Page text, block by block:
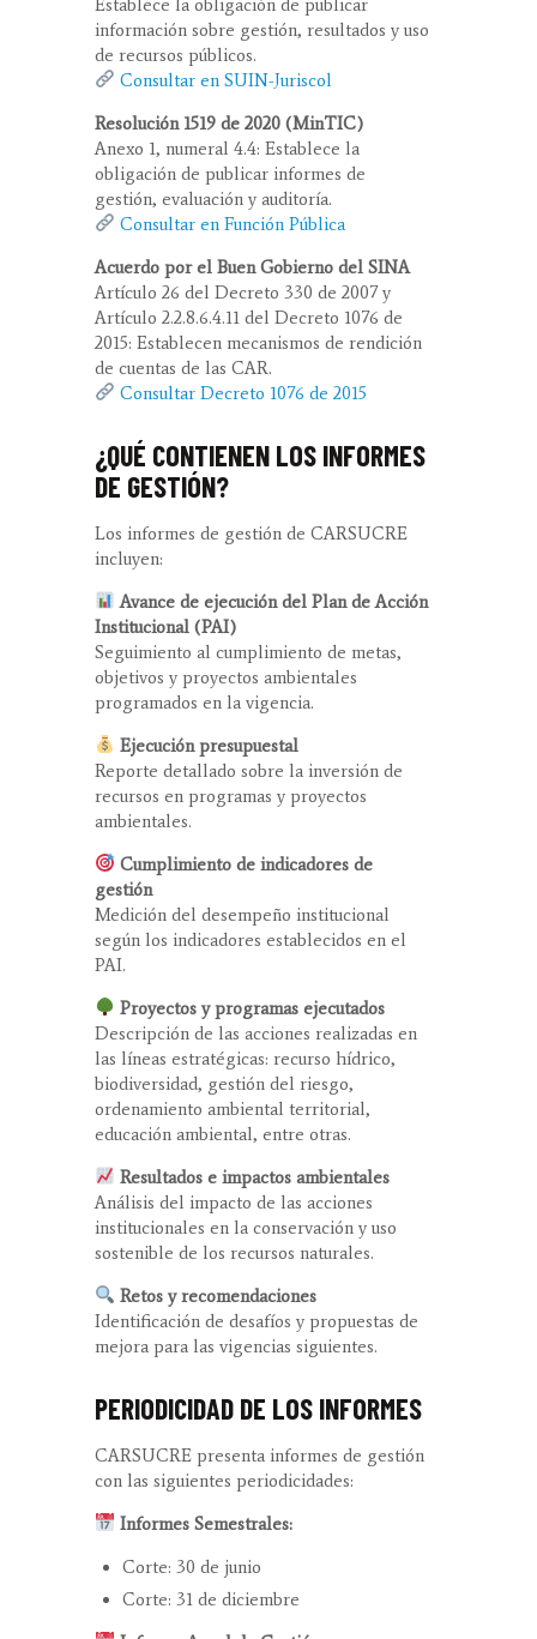
Establece la obligación de publicar
información sobre gestión, resultados y uso
de recursos públicos.
Consultar en SUIN-Juriscol
Resolución 1519 de 2020 (MinTIC)
Anexo 1, numeral 4.4: Establece la
obligación de publicar informes de
gestión, evaluación y auditoría.
Consultar en Función Pública
Acuerdo por el Buen Gobierno del SINA
Artículo 26 del Decreto 330 de 2007 y
Artículo 2.2.8.6.4.11 del Decreto 1076 de
2015: Establecen mecanismos de rendición
de cuentas de las CAR.
Consultar Decreto 1076 de 2015
¿QUÉ CONTIENEN LOS INFORMES
DE GESTIÓN?
Los informes de gestión de CARSUCRE
incluyen:
Avance de ejecución del Plan de Acción
Institucional (PAI)
Seguimiento al cumplimiento de metas,
objetivos y proyectos ambientales
programados en la vigencia.
Ejecución presupuestal
Reporte detallado sobre la inversión de
recursos en programas y proyectos
ambientales.
Cumplimiento de indicadores de
gestión
Medición del desempeño institucional
según los indicadores establecidos en el
PAI.
Proyectos y programas ejecutados
Descripción de las acciones realizadas en
las líneas estratégicas: recurso hídrico,
biodiversidad, gestión del riesgo,
ordenamiento ambiental territorial,
educación ambiental, entre otras.
Resultados e impactos ambientales
Análisis del impacto de las acciones
institucionales en la conservación y uso
sostenible de los recursos naturales.
Retos y recomendaciones
Identificación de desafíos y propuestas de
mejora para las vigencias siguientes.
PERIODICIDAD DE LOS INFORMES
CARSUCRE presenta informes de gestión
con las siguientes periodicidades:
Informes Semestrales:
Corte: 30 de junio
Corte: 31 de diciembre